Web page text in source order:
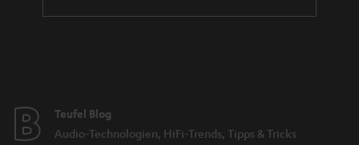
Teufel Blog
Audio-Technologien, HiFi-Trends, Tipps & Tricks